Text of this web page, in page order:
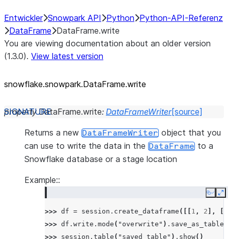
Entwickler Snowpark API Python Python-API-Referenz
DataFrame DataFrame.write
You are viewing documentation about an older version
(1.3.0). View latest version
snowflake.snowpark.DataFrame.write
property DataFrame.write: DataFrameWriter[source]
Returns a new DataFrameWriter object that you
can use to write the data in the DataFrame to a
Snowflake database or a stage location
Example::
Copy
>>> df = session . create_dataframe ([[ 1 , 2 ],
>>> df . write . mode ( "overwrite" ) . save_as_table
>>> session . table ( "saved_table" ) . show()